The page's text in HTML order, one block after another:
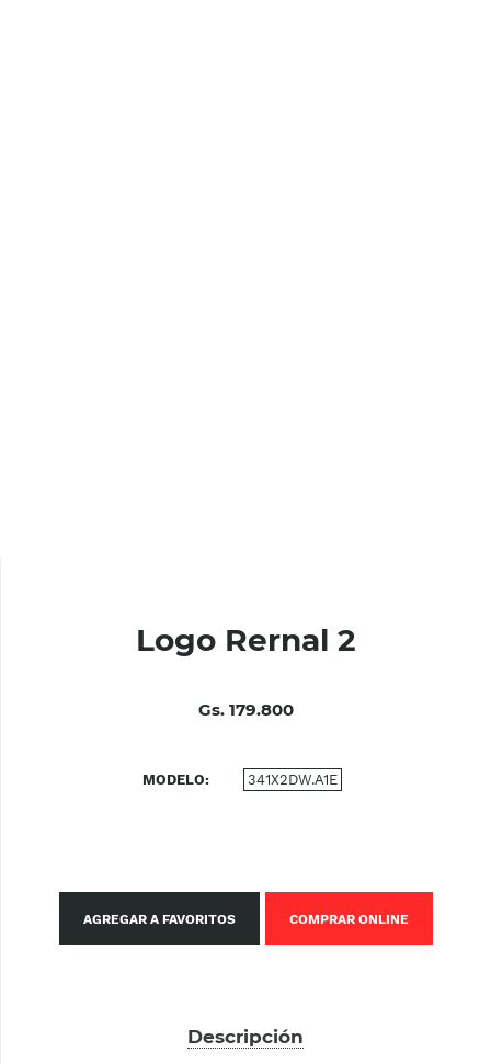
Logo Rernal 2
Gs. 179.800
MODELO 341X2DW.A1E
AGREGAR A FAVORITOS COMPRAR ONLINE
Descripción